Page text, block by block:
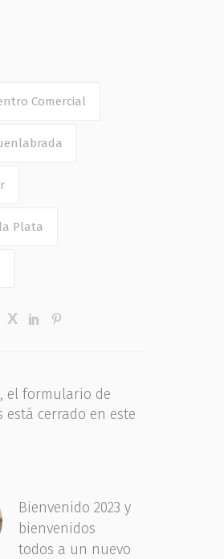
Comercial
Plata
el formulario de
está cerrado en este
Bienvenido 2023 y
bienvenidos
todos a un nuevo